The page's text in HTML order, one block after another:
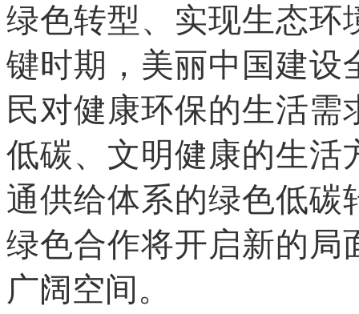
绿色转型、实现生态环
键时期，美丽中国建设
民对健康环保的生活
低碳、文明健康的生活
通供给体系的绿色低碳
绿色合作将开启新的局
广阔空间。